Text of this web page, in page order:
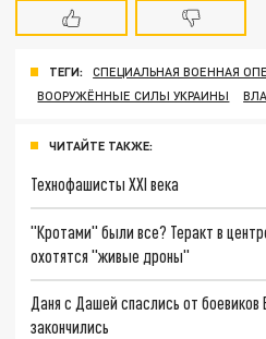
ТЕГИ:
СПЕЦИАЛЬНАЯ ВОЕННАЯ
ВООРУЖЁННЫЕ СИЛЫ УКРАИНЫ
ЧИТАЙТЕ ТАКЖЕ:
Технофашисты XXI века
"Кротами" были все? Теракт в
охотятся "живые дроны"
Даня с Дашей спаслись от
закончились